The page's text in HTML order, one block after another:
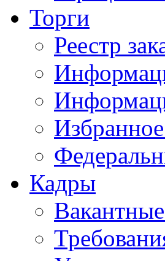
Торги
Реестр
Кадры